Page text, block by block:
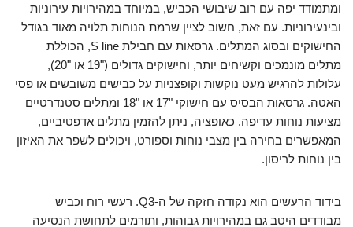
ומתמודד יפה עם רוב שיבושי הכביש, במיוחד במהירויות עירוניות
ובינעירוניות. עם זאת, חשוב לציין שרמת הנוחות תלויה מאוד בגודל
החישוקים ובסוג המתלים. גרסאות עם חבילת S line, הכוללת
מתלים מונמכים וקשיחים יותר, וחישוקים גדולים ("19 או "20),
עלולות להרגיש מעט נוקשות וקופצניות על כבישים משובשים או פסי
האטה. גרסאות הבסיס עם חישוקי "17 או "18 ומתלים סטנדרטיים
מציעות נוחות עדיפה. כאופציה, ניתן להזמין מתלים אדפטיביים,
המאפשרים בחירה בין מצבי נוחות וספורט, ויכולים לשפר את האיזון
בין נוחות לריסון.
בידוד הרעשים הוא נקודה חזקה של ה-Q3. רעשי רוח וכביש
מבודדים היטב גם במהירויות גבוהות, ותורמים לתחושת הנסיעה